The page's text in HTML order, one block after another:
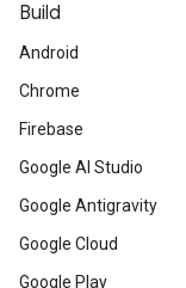
Build
Android
Chrome
Firebase
Google AI Studio
Google Antigravity
Google Cloud
Google Play